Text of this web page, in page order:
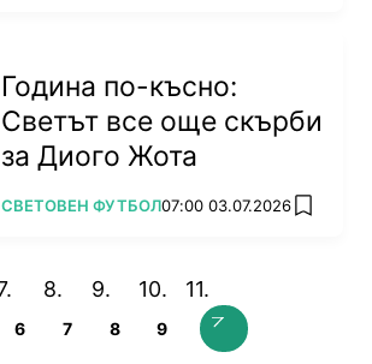
Година по-късно:
Светът все още скърби
за Диого Жота
ПОВЕЧЕ ОТ
СВЕТОВЕН ФУТБОЛ07:00 03.07.2026 add
6 7 8 9